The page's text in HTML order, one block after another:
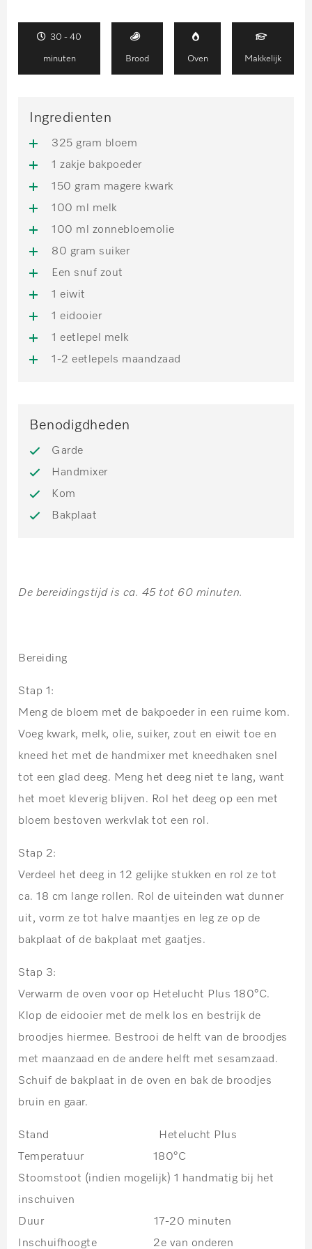
30 - 40
minuten Brood Oven Makkelijk
Ingredienten
325 gram bloem
1 zakje bakpoeder
150 gram magere kwark
100 ml melk
100 ml zonnebloemolie
80 gram suiker
Een snuf zout
1 eiwit
1 eidooier
1 eetlepel melk
1-2 eetlepels maandzaad
Benodigdheden
Garde
Handmixer
Kom
Bakplaat
De bereidingstijd is ca. 45 tot 60 minuten.
Bereiding
Stap 1:
Meng de bloem met de bakpoeder in een ruime kom.
Voeg kwark, melk, olie, suiker, zout en eiwit toe en
kneed het met de handmixer met kneedhaken snel
tot een glad deeg. Meng het deeg niet te lang, want
het moet kleverig blijven. Rol het deeg op een met
bloem bestoven werkvlak tot een rol.
Stap 2:
Verdeel het deeg in 12 gelijke stukken en rol ze tot
ca. 18 cm lange rollen. Rol de uiteinden wat dunner
uit, vorm ze tot halve maantjes en leg ze op de
bakplaat of de bakplaat met gaatjes.
Stap 3:
Verwarm de oven voor op Hetelucht Plus 180°C.
Klop de eidooier met de melk los en bestrijk de
broodjes hiermee. Bestrooi de helft van de broodjes
met maanzaad en de andere helft met sesamzaad.
Schuif de bakplaat in de oven en bak de broodjes
bruin en gaar.
Stand Hetelucht Plus
Temperatuur 180°C
Stoomstoot (indien mogelijk) 1 handmatig bij het
inschuiven
Duur 17-20 minuten
Inschuifhoogte 2e van onderen